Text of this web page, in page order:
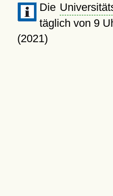
Die
täglich von 9
(2021)